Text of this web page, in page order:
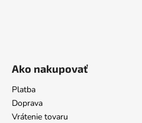
Ako nakupovať
Platba
Doprava
Vrátenie tovaru